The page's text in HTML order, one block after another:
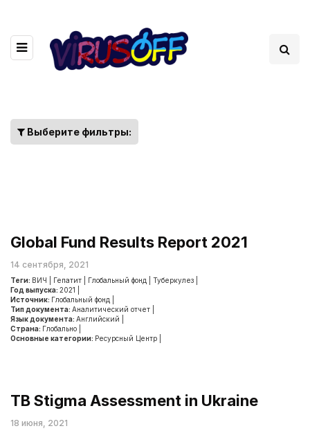
Выберите фильтры:
Global Fund Results Report 2021
14 сентября, 2021
Теги: ВИЧ Гепатит Глобальный фонд Туберкулез
Год выпуска: 2021
Источник: Глобальный фонд
Тип документа: Аналитический отчет
Язык документа: Английский
Страна: Глобально
Основные категории: Ресурсный Центр
TB Stigma Assessment in Ukraine
18 июня, 2021